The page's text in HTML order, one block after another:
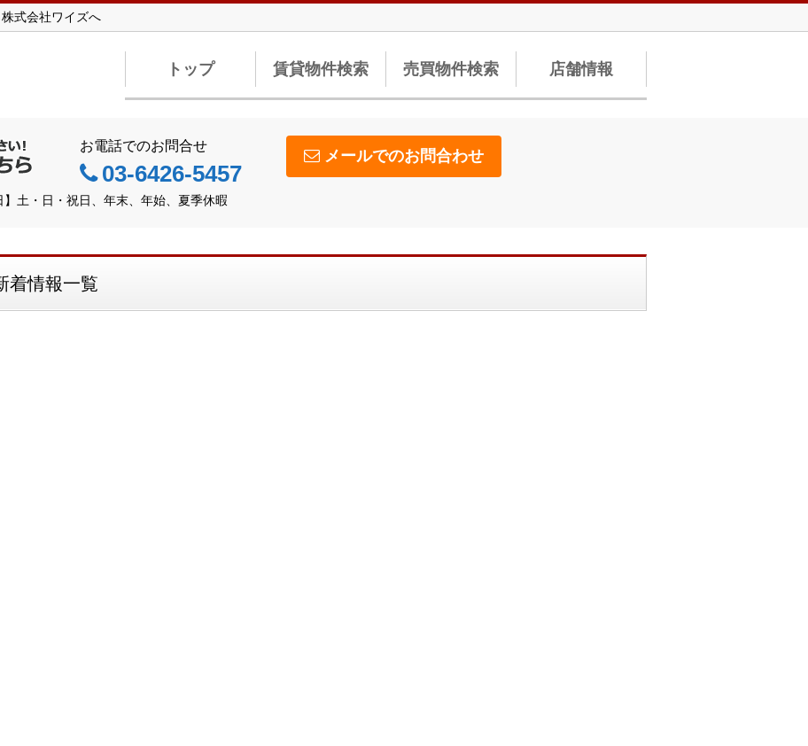
式会社ワイズへ
トップ 賃貸物件検索 売買物件検索 店舗情報
お電話でのお問合せ
03-6426-5457
メールでのお問合わせ
土・日・祝日、年末、年始、夏季休暇
着情報一覧